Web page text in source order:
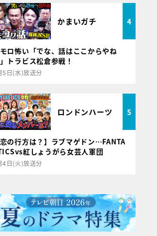
かまいガチ 4
ロ怖い「でな、話はここからやね
トラビス松倉参戦！
5日(水)放送分
ロンドンハーツ 5
恋の行方は？】ラブマゲドン…FANTA
紅しょうがら女芸人軍団
4日(火)放送分